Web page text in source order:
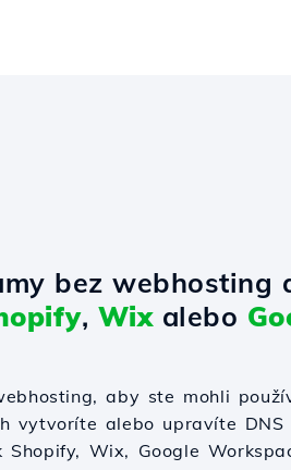
bez webhosting
, Wixalebo
aby ste mohli
vytvoríte alebo upravíte DNS
Wix, Google